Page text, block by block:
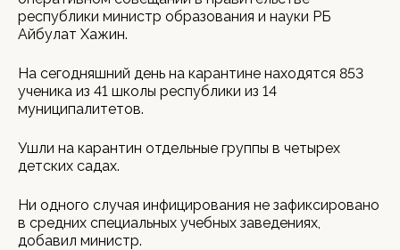
республики министр образования и науки РБ
Айбулат Хажин.
На сегодняшний день на карантине находятся 853
ученика из 41 школы республики из 14
муниципалитетов.
Ушли на карантин отдельные группы в четырех
детских садах.
Ни одного случая инфицирования не зафиксировано
в средних специальных учебных заведениях,
добавил министр.